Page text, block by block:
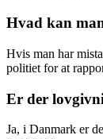
Hvad kan
Hvis man har
politiet for at
Er der
Ja, i Danmark er